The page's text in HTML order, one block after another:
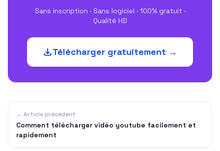
Sans inscription · Sans logiciel · 100% gratuit ·
Qualité HD
Télécharger gratuitement →
← Article précédent
Comment télécharger vidéo youtube facilement et
rapidement